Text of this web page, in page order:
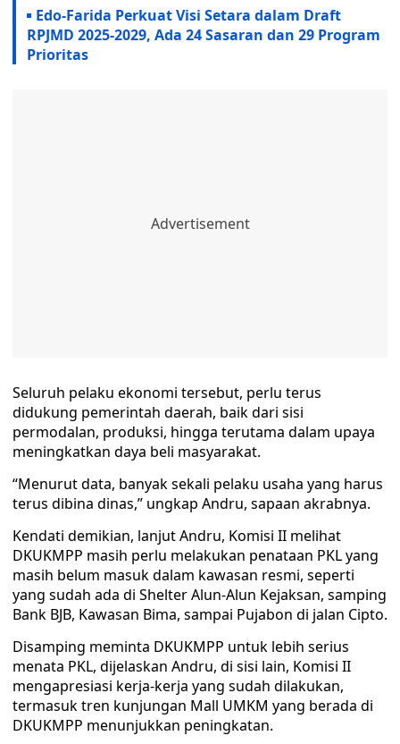
Edo-Farida Perkuat Visi Setara dalam Draft
RPJMD 2025-2029, Ada 24 Sasaran dan 29 Program
Prioritas
Seluruh pelaku ekonomi tersebut, perlu terus
didukung pemerintah daerah, baik dari sisi
permodalan, produksi, hingga terutama dalam upaya
meningkatkan daya beli masyarakat.
“Menurut data, banyak sekali pelaku usaha yang harus
terus dibina dinas,” ungkap Andru, sapaan akrabnya.
Kendati demikian, lanjut Andru, Komisi II melihat
DKUKMPP masih perlu melakukan penataan PKL yang
masih belum masuk dalam kawasan resmi, seperti
yang sudah ada di Shelter Alun-Alun Kejaksan, samping
Bank BJB, Kawasan Bima, sampai Pujabon di jalan Cipto.
Disamping meminta DKUKMPP untuk lebih serius
menata PKL, dijelaskan Andru, di sisi lain, Komisi II
mengapresiasi kerja-kerja yang sudah dilakukan,
termasuk tren kunjungan Mall UMKM yang berada di
DKUKMPP menunjukkan peningkatan.